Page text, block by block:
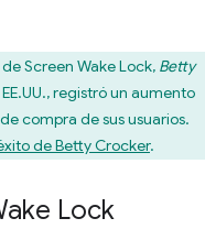
Screen Wake Lock, Betty
registró un aumento
compra de sus usuarios.
de Betty Crocker.
Lock